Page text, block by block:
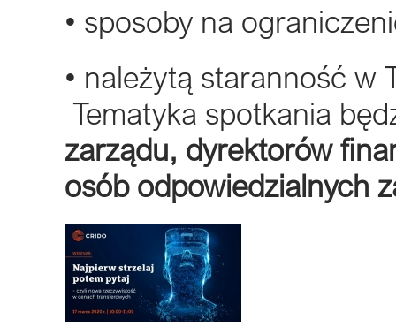
• sposoby na
• należytą staranność w
Tematyka spotkania
zarządu, dyrektorów
osób odpowiedzialnych